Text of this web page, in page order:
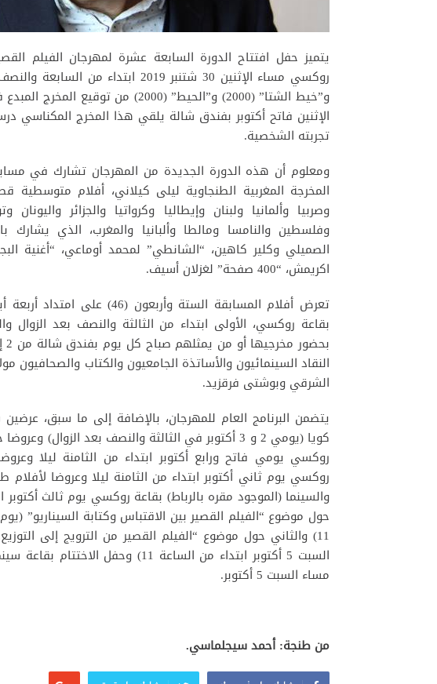
يتميز حفل افتتاح الدورة السابعة عشرة لمهرجان الفيلم
و”خيط الشتا” (2000) و”الحيط” (2000)
الإثنين فاتح أكتوبر بفندق شالة يلقي هذا المخرج المكناسي
تجربته الشخصية.
ومعلوم أن هذه الدورة الجديدة من المهرجان تشارك في
المخرجة المغربية الطنجاوية ليلى كيلاني، أفلام متوسطية
وصربيا وألمانيا ولبنان وإيطاليا وكرواتيا والجزائر
وفلسطين والنامسا ومالطا وألبانيا والمغرب، الذي يشارك
الصميلي وكلير كاهين، “الشانطي” لمحمد أوماعي، “أغنية
اكريمش، “400 صفحة” لغزلان أسيف.
تعرض أفلام المسابقة الستة
بقاعة روكسي، الأولى ابتداء من الثالثة والنصف بعد الزوال
النقاد السينمائيون والأساتذة الجامعيون والكتاب
الشرقي وبوشتى فرقزيد.
يتضمن البرنامج العام للمهرجان، بالإضافة إلى ما سبق،
كويا (يومي 2 و 3 أكتوبر في الثالثة والنصف بعد
روكسي يوم ثاني أكتوبر ابتداء من الثامنة ليلا وعروضا
والسينما (الموجود مقره بالرباط) بقاعة روكسي يوم ثالث أكتوبر
حول موضوع “الفيلم القصير بين الاقتباس وكتابة السيناريو”
11) والثاني حول موضوع “الفيلم القصير من الترويج إلى
السبت 5 أكتوبر ابتداء من الساعة 11)
مساء السبت 5 أكتوبر.
من طنجة: أحمد سيجلماسي.